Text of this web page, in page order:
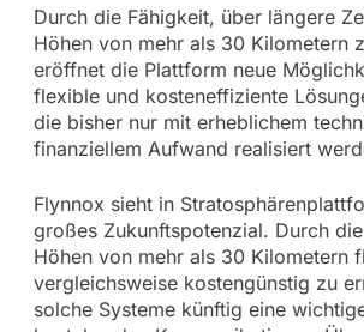
Durch die Fähigkeit, über längere
Höhen von mehr als 30 Kilometern
eröffnet die Plattform neue
flexible und kosteneffiziente
die bisher nur mit erheblichem
finanziellem Aufwand realisiert
Flynnox sieht in
großes Zukunftspotenzial. Durch
Höhen von mehr als 30 Kilometern
vergleichsweise kostengünstig zu
solche Systeme künftig eine